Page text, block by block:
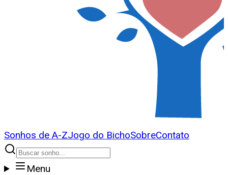
Sonhos de A-ZJogo do BichoSobreContato
Menu